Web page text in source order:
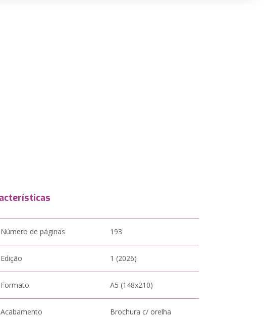
Número de páginas 193
Edição 1 (2026)
Formato A5 (148x210)
Acabamento Brochura c/ orelha